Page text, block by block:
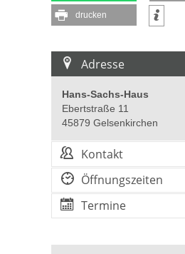
drucken
Adresse
Hans-Sachs-Haus
Ebertstraße 11
45879 Gelsenkirchen
Kontakt
Öffnungszeiten
Termine